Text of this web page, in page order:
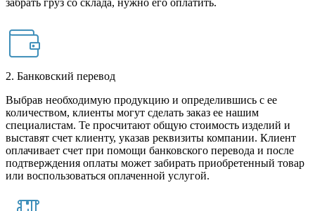
забрать груз со склада, нужно его оплатить.
2. Банковский перевод
Выбрав необходимую продукцию и определившись с ее
количеством, клиенты могут сделать заказ ее нашим
специалистам. Те просчитают общую стоимость изделий и
выставят счет клиенту, указав реквизиты компании. Клиент
оплачивает счет при помощи банковского перевода и после
подтверждения оплаты может забирать приобретенный товар
или воспользоваться оплаченной услугой.